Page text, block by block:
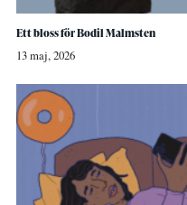
Ett bloss för Bodil Malmsten
13 maj, 2026